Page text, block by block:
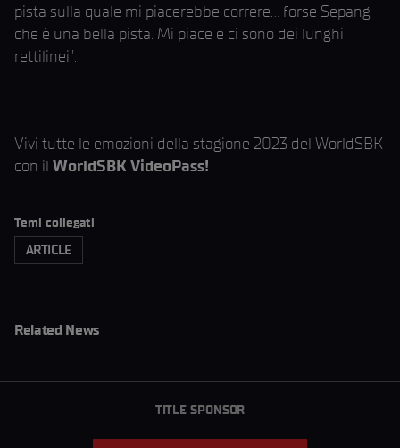
pista sulla quale mi piacerebbe correre… forse Sepang
che è una bella pista. Mi piace e ci sono dei lunghi
rettilinei”.
Vivi tutte le emozioni della stagione 2023 del WorldSBK
con il WorldSBK VideoPass!
Temi collegati
ARTICLE
Related News
TITLE SPONSOR